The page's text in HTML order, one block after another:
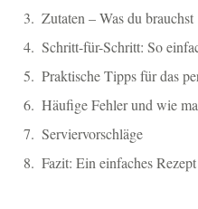
Zutaten – Was du brauchst
Schritt-für-Schritt: So
Praktische Tipps für das
Häufige Fehler und wie
Serviervorschläge
Fazit: Ein einfaches